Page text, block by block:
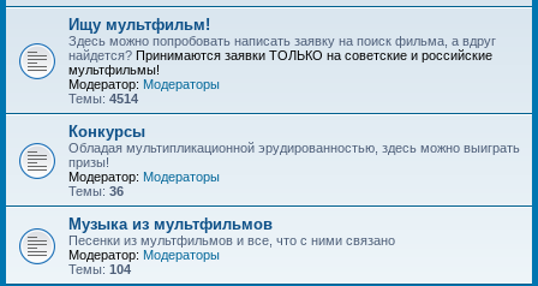
Ищу мультфильм!
Здесь можно попробовать написать заявку на поиск фильма, а вдруг
найдется? Принимаются заявки ТОЛЬКО на советские и российские
мультфильмы!
Модератор: Модераторы
Темы: 4514
Конкурсы
Обладая мультипликационной эрудированностью, здесь можно выиграть
призы!
Модератор: Модераторы
Темы: 36
Музыка из мультфильмов
Песенки из мультфильмов и все, что с ними связано
Модератор: Модераторы
Темы: 104